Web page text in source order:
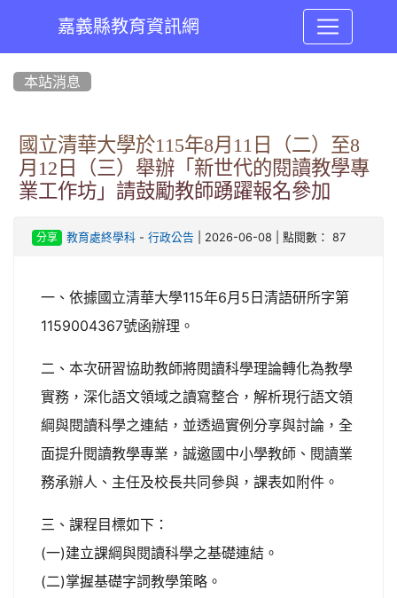
嘉義縣教育資訊網
本站消息
國立清華大學於115年8月11日（二）至8
月12日（三）舉辦「新世代的閱讀教學專
業工作坊」請鼓勵教師踴躍報名參加
分享 教育處終學科- 行政公告 | 2026-06-08 | 點閱數： 87
一、依據國立清華大學115年6月5日清語研所字第
1159004367號函辦理。
二、本次研習協助教師將閱讀科學理論轉化為教學
實務，深化語文領域之讀寫整合，解析現行語文領
綱與閱讀科學之連結，並透過實例分享與討論，全
面提升閱讀教學專業，誠邀國中小學教師、閱讀業
務承辦人、主任及校長共同參與，課表如附件。
三、課程目標如下：
(一)建立課綱與閱讀科學之基礎連結。
(二)掌握基礎字詞教學策略。